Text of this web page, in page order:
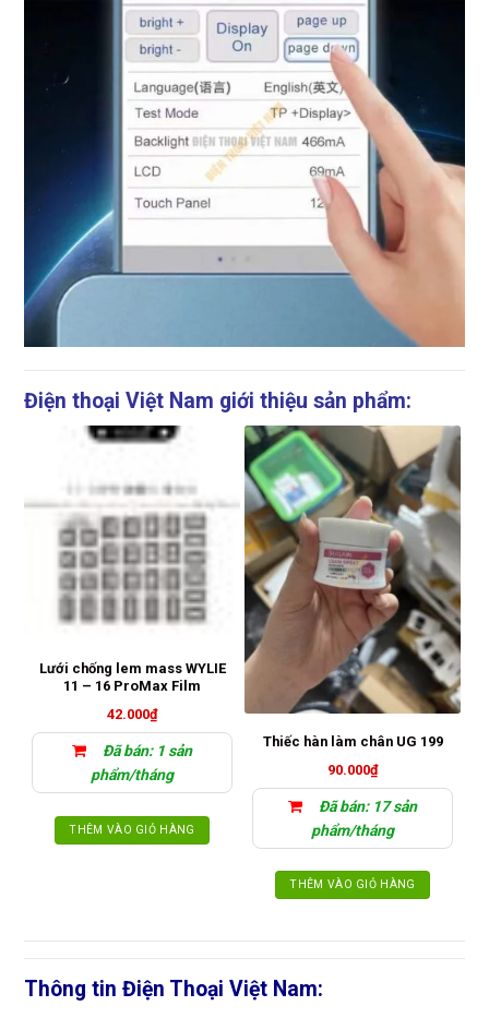
Điện thoại Việt Nam giới thiệu sản phẩm:
Lưới chống lem mass WYLIE
11 – 16 ProMax Film
42.000₫
Đã bán: 1 sản
phẩm/tháng
THÊM VÀO GIỎ HÀNG
Thiếc hàn làm chân UG 199
90.000₫
Đã bán: 17 sản
phẩm/tháng
THÊM VÀO GIỎ HÀNG
Thông tin Điện Thoại Việt Nam: